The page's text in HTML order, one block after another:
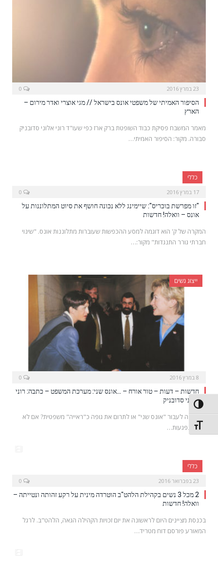
הפעל/כבה ניגודיות גבוהה
מתג גודל גופן
23 במרץ 2016
הסיפור האמיתי של משפטי אונס בישראל // מגי אוצרי ואדר מירום –
הארץ
מאמר המשבח פסיקת כבוד השופטת ברק ארז כפי שעו"ד רוני אלוני סדובניק
סבורה. מקור: הסיפור האמיתי…
כללי
17 במרץ 2016
"זו מפרשת בוכריס": שיימינג ללא נכונה חושף את סיוט המתלוננות על
אונס – וואלה! חדשות
המקרה של ק' הוא דוגמה למסע ההכפשות שעוברות מתלוננות אונס. "שינוי
חברתי גורר התנגדות" מקור:…
ייצוג נשים
8 במרץ 2016
חדשות – דעות – טור אורח – …אונס שני: מערכת המשפט – כתבה: רוני
אלוני סדובניק
מי תרצה לעבור "אונס שני" או לתרום את גופה כ"ראייה" משפטית? אם לא
נבין שנפגעות…
כללי
23 בפברואר 2016
2 מכל 3 נשים בקהילת הלהט"ב הוטרדה מינית על רקע זהותה ונטייתה –
וואלה! חדשות
בכנסת מציינים היום לראשונה את יום זכויות הקהילה הגאה, הלהט"ב. לרגל
המאורע פורסם דוח מטריד…